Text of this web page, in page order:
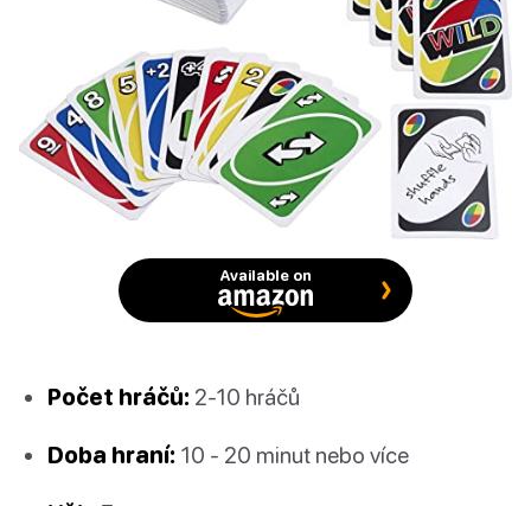
Available on
Počet hráčů: 2-10 hráčů
Doba hraní: 10 - 20 minut nebo více